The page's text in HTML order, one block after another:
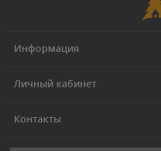
Информация
Личный кабинет
Контакты